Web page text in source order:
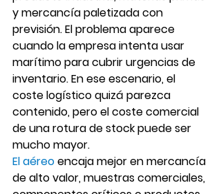
y mercancía paletizada con
previsión. El problema aparece
cuando la empresa intenta usar
marítimo para cubrir urgencias de
inventario. En ese escenario, el
coste logístico quizá parezca
contenido, pero el coste comercial
de una rotura de stock puede ser
mucho mayor.
El aéreo encaja mejor en mercancía
de alto valor, muestras comerciales,